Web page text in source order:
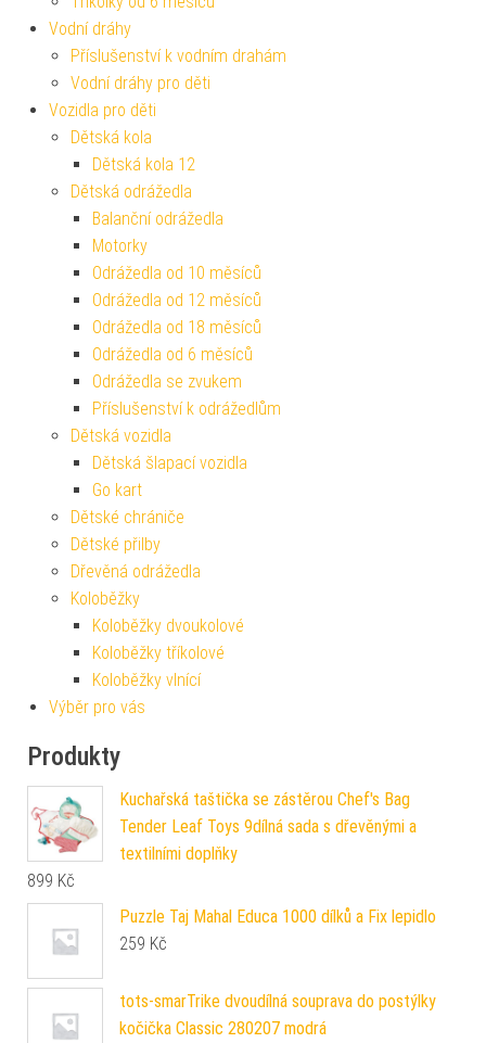
Vodní dráhy
Příslušenství k vodním drahám
Vodní dráhy pro děti
Vozidla pro děti
Dětská kola
Dětská kola 12
Dětská odrážedla
Balanční odrážedla
Motorky
Odrážedla od 10 měsíců
Odrážedla od 12 měsíců
Odrážedla od 18 měsíců
Odrážedla od 6 měsíců
Odrážedla se zvukem
Příslušenství k odrážedlům
Dětská vozidla
Dětská šlapací vozidla
Go kart
Dětské chrániče
Dětské přilby
Dřevěná odrážedla
Koloběžky
Koloběžky dvoukolové
Koloběžky tříkolové
Koloběžky vlnící
Výběr pro vás
Produkty
Kuchařská taštička se zástěrou Chef's Bag
Tender Leaf Toys 9dílná sada s dřevěnými a
textilními doplňky
899 Kč
Puzzle Taj Mahal Educa 1000 dílků a Fix lepidlo
259 Kč
tots-smarTrike dvoudílná souprava do postýlky
kočička Classic 280207 modrá